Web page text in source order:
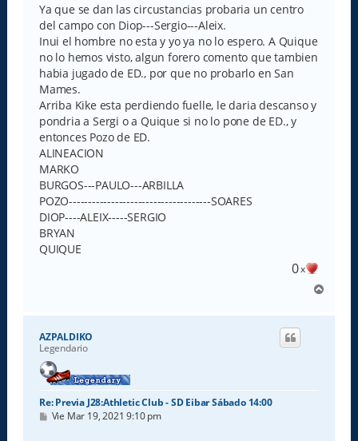
Ya que se dan las circustancias probaria un centro
del campo con Diop---Sergio---Aleix.
Inui el hombre no esta y yo ya no lo espero. A Quique
no lo hemos visto, algun forero comento que tambien
habia jugado de ED., por que no probarlo en San
Mames.
Arriba Kike esta perdiendo fuelle, le daria descanso y
pondria a Sergi o a Quique si no lo pone de ED., y
entonces Pozo de ED.
ALINEACION
MARKO
BURGOS---PAULO---ARBILLA
POZO-------------------------------------SOARES
DIOP----ALEIX-----SERGIO
BRYAN
QUIQUE
0x
r
AZPALDIKO
Legendario
Re: Previa J28:Athletic Club - SD Eibar Sábado 14:00
M
Vie Mar 19, 2021 9:10 pm